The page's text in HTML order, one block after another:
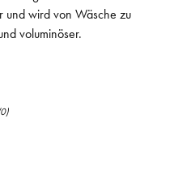
und wird von Wäsche zu
voluminöser.